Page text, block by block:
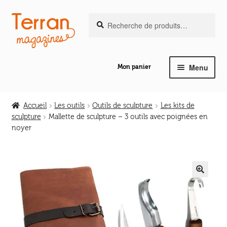
Aller
la
Aller
au
contenu
pour :
Mon panier Menu
menu
Abeilles en liberté
enfant
Les ouvrages
le
menu
Les outils
menu
Accueil Les outils Outils de sculpture
Les kits de
sculpture
Mallette de sculpture – 3 outils avec poignées en
noyer
🔍